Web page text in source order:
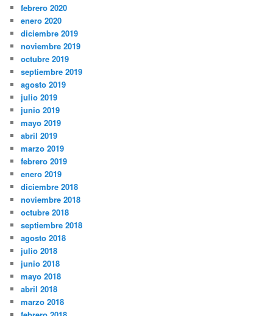
febrero 2020
enero 2020
diciembre 2019
noviembre 2019
octubre 2019
septiembre 2019
agosto 2019
julio 2019
junio 2019
mayo 2019
abril 2019
marzo 2019
febrero 2019
enero 2019
diciembre 2018
noviembre 2018
octubre 2018
septiembre 2018
agosto 2018
julio 2018
junio 2018
mayo 2018
abril 2018
marzo 2018